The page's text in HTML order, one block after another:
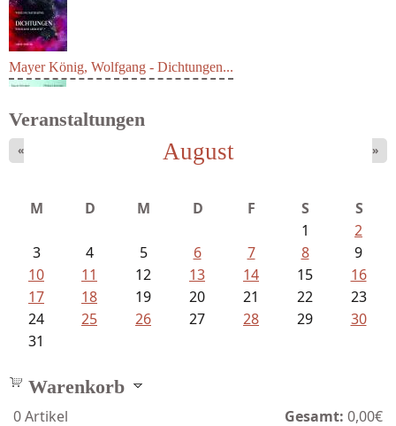
Mayer König, Wolfgang - Dichtungen...
Veranstaltungen
August
« »
M D M D F S
S
1
2
3
4 5 6 7 8
9
10
11 12 13 14 15
16
17
18 19 20 21 22
23
24
25 26 27 28 29
30
31
Warenkorb
0Artikel Gesamt: 0,00€